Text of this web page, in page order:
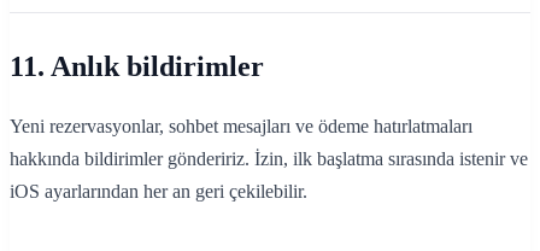
11. Anlık bildirimler
Yeni rezervasyonlar, sohbet mesajları ve ödeme hatırlatmaları
hakkında bildirimler göndeririz. İzin, ilk başlatma sırasında istenir ve
iOS ayarlarından her an geri çekilebilir.